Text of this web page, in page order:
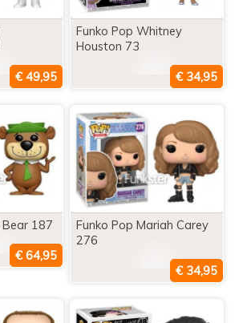
Funko Pop Whitney
Houston 73
Bear 187
Funko Pop Mariah Carey
276